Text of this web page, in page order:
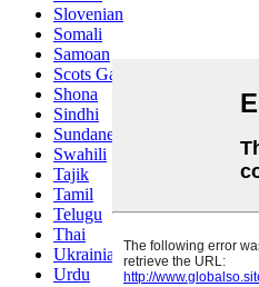
Slovenian
Somali
Samoan
Scots Gaelic
Shona
Sindhi
Sundanese
Swahili
Tajik
Tamil
Telugu
Thai
Ukrainian
Urdu